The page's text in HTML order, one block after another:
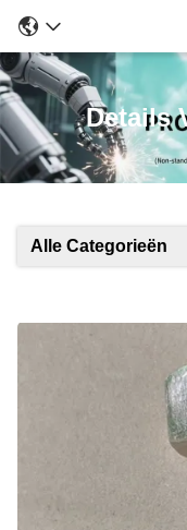
Details
Alle Categorieën